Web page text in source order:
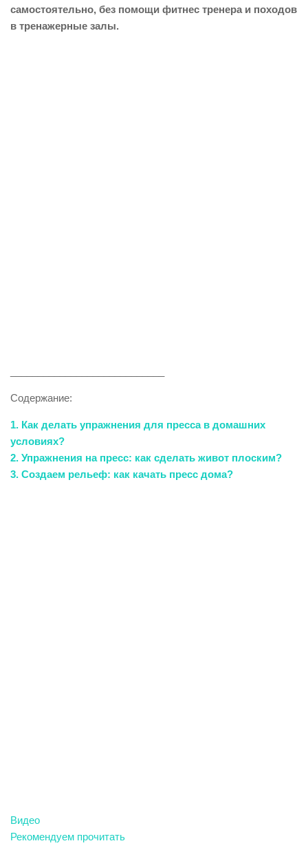
самостоятельно, без помощи фитнес тренера и походов
в тренажерные залы.
Содержание:
1. Как делать упражнения для пресса в домашних
условиях?
2. Упражнения на пресс: как сделать живот плоским?
3. Создаем рельеф: как качать пресс дома?
Видео
Рекомендуем прочитать